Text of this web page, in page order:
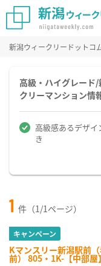
新潟ウィークリードットコ
高級・ハイグレード
クリーマンション情
高級感あるデザイ
き
1 件（1/1ページ）
キャンペーン
Kマンスリー新潟駅前
前） 805・1K-【中部